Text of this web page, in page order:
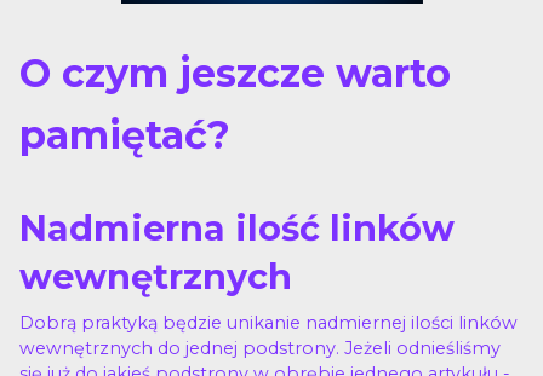
O czym jeszcze warto
pamiętać?
Nadmierna ilość linków
wewnętrznych
Dobrą praktyką będzie unikanie nadmiernej ilości linków
wewnętrznych do jednej podstrony. Jeżeli odnieśliśmy